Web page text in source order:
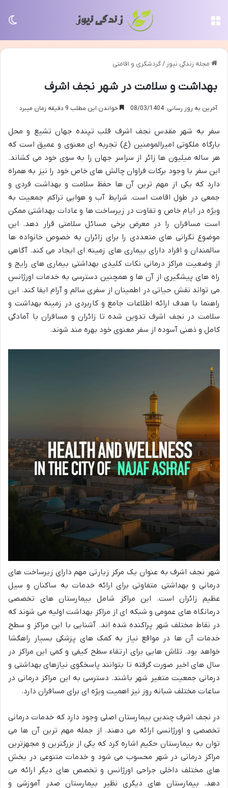
مجله زندگی نیوز /گردشگری و اقامتی
بهداشت و سلامت در شهر نجف اشرف
آخرین به روز رسانی: 08/03/1404 خواندن این مطلب 9 دقیقه زمان میبرد
سفر به شهر مقدس نجف اشرف قلب تپنده جهان تشیع و محل
بارگاه ملکوتی امیرالمومنین (ع) تجربه ای معنوی و عمیق است که
هر ساله میلیون ها زائر از سراسر جهان را به سوی خود می کشاند.
این سفر با وجود برکات فراوان چالش های خاص خود را نیز به همراه
دارد که یکی از مهم ترین آن ها حفظ سلامت و بهداشت فردی و
جمعی در طول اقامت است. شرایط آب و هوایی تراکم جمعیت به
ویژه در ایام خاص و تفاوت در زیرساخت ها و عادات بهداشتی ممکن
است مسافران را در معرض برخی مسائل سلامتی قرار دهد. این
موضوع نگرانی های متعددی را برای زائران به خصوص خانواده ها
سالمندان و افراد دارای بیماری های زمینه ای ایجاد می کند. آگاهی
از وضعیت مراکز درمانی نکات کلیدی بهداشتی بیماری های رایج و
راه های پیشگیری از آن ها و همچنین دسترسی به خدمات اورژانس
می تواند نقش حیاتی در اطمینان از سفری سالم و آرام ایفا کند. این
راهنما با هدف ارائه اطلاعات جامع و کاربردی در زمینه بهداشت و
سلامت در نجف اشرف تدوین شده تا زائران و مسافران با آمادگی
کامل و ذهنی آسوده از سفر معنوی خود بهره مند شوند.
شهر نجف اشرف به عنوان یک مرکز زیارتی مهم دارای زیرساخت های
درمانی و بهداشتی متفاوتی برای ارائه خدمات به ساکنان و سیل
عظیم زائران است. این مراکز شامل بیمارستان های تخصصی
درمانگاه های عمومی و شبکه ای از مراکز بهداشت اولیه می شوند که
در نقاط مختلف شهر پراکنده شده اند. آشنایی با این مراکز و سطح
خدمات آن ها در مواقع نیاز به کمک های پزشکی بسیار راهگشا
خواهد بود. تلاش هایی برای ارتقاء سطح کیفی و کمی این مراکز در
سال های اخیر صورت گرفته تا بتوانند پاسخگوی نیازهای بهداشتی و
درمانی جمعیت متغیر شهر باشند. دسترسی به این مراکز درمانی در
ساعات مختلف شبانه روز نیز اهمیت ویژه ای برای مسافران دارد.
در نجف اشرف چندین بیمارستان اصلی وجود دارد که خدمات درمانی
تخصصی و اورژانسی ارائه می دهند. از جمله مهم ترین آن ها می
توان به بیمارستان حکیم اشاره کرد که یکی از بزرگترین و مجهزترین
مراکز درمانی در شهر محسوب می شود و خدمات متنوعی در بخش
های مختلف داخلی جراحی اورژانس و تخصص های دیگر ارائه می
دهد. بیمارستان های دیگری نظیر بیمارستان صدر آموزشی و